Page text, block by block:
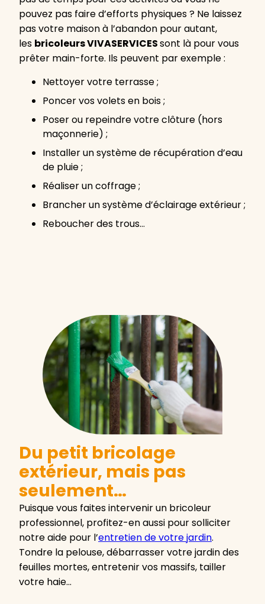
pouvez pas faire d’efforts physiques ? Ne laissez
pas votre maison à l’abandon pour autant,
les bricoleurs VIVASERVICESsont là pour vous
prêter main-forte. Ils peuvent par exemple :
Nettoyer votre terrasse ;
Poncer vos volets en bois ;
Poser ou repeindre votre clôture (hors
maçonnerie) ;
Installer un système de récupération d’eau
de pluie ;
Réaliser un coffrage ;
Brancher un système d’éclairage extérieur ;
Reboucher des trous…
Du petit bricolage
extérieur, mais pas
seulement…
Puisque vous faites intervenir un bricoleur
professionnel, profitez-en aussi pour solliciter
notre aide pour l’entretien de votre jardin.
Tondre la pelouse, débarrasser votre jardin des
feuilles mortes, entretenir vos massifs, tailler
votre haie…